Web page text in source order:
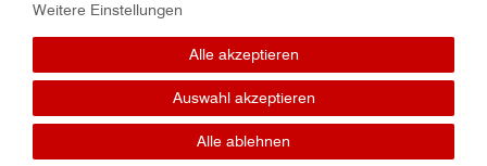
webshop@geratech.de
0365 - 730700
Montag - Freitag: 07:00 Uhr - 17:00 Uhr
Samstag und Sonntag Rufbereitschaft:
Weitere Einstellungen
Alle akzeptieren
Auswahl akzeptieren
Alle ablehnen